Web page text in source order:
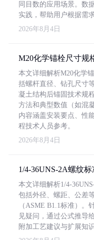
同目数的应用场景。数
实践，帮助用户根据需
2026年8月4日
M20化学锚栓尺寸规
本文详细解析M20化学
括螺杆直径、钻孔尺寸
凝土结构后锚固技术规
方法和典型数值（如混
内容涵盖安装要点、性
程技术人员参考。
2026年8月4日
1/4-36UNS-2A螺纹
本文详细解析1/4-
包括外径、螺距、公差
（ASME B1.1标准）。
见疑问，通过公式推导
附加工艺建议与扩展知识